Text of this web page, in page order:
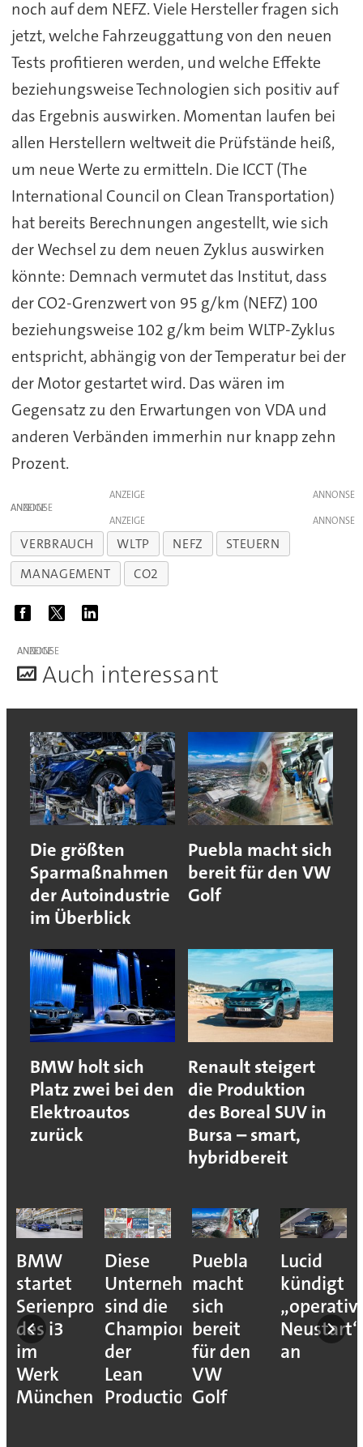
noch auf dem NEFZ. Viele Hersteller fragen sich
jetzt, welche Fahrzeuggattung von den neuen
Tests profitieren werden, und welche Effekte
beziehungsweise Technologien sich positiv auf
das Ergebnis auswirken. Momentan laufen bei
allen Herstellern weltweit die Prüfstände heiß,
um neue Werte zu ermitteln. Die ICCT (The
International Council on Clean Transportation)
hat bereits Berechnungen angestellt, wie sich
der Wechsel zu dem neuen Zyklus auswirken
könnte: Demnach vermutet das Institut, dass
der CO2-Grenzwert von 95 g/km (NEFZ) 100
beziehungsweise 102 g/km beim WLTP-Zyklus
entspricht, abhängig von der Temperatur bei der
der Motor gestartet wird. Das wären im
Gegensatz zu den Erwartungen von VDA und
anderen Verbänden immerhin nur knapp zehn
Prozent.
ANZEIGE
ANZEIGE
ANZEIGE
VERBRAUCH WLTP NEFZ
STEUERN
MANAGEMENT
CO2
ANZEIGE
Auch interessant
Die größten
Sparmaßnahmen
der Autoindustrie
im Überblick
Puebla macht sich
bereit für den VW
Golf
BMW holt sich
Platz zwei bei den
Elektroautos
zurück
Renault steigert
die Produktion
des Boreal SUV in
Bursa – smart,
hybridbereit
BMW
startet
Serienproduktion
des i3
im
Werk
München
Diese
Unternehmen
sind die
Champions
der
Lean
Production
Puebla
macht
sich
bereit
für den
VW
Golf
Lucid
kündigt
Neustart“
an